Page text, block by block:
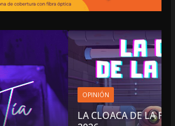
DE LA POLÍTICA | 4 DE AGOSTO DE